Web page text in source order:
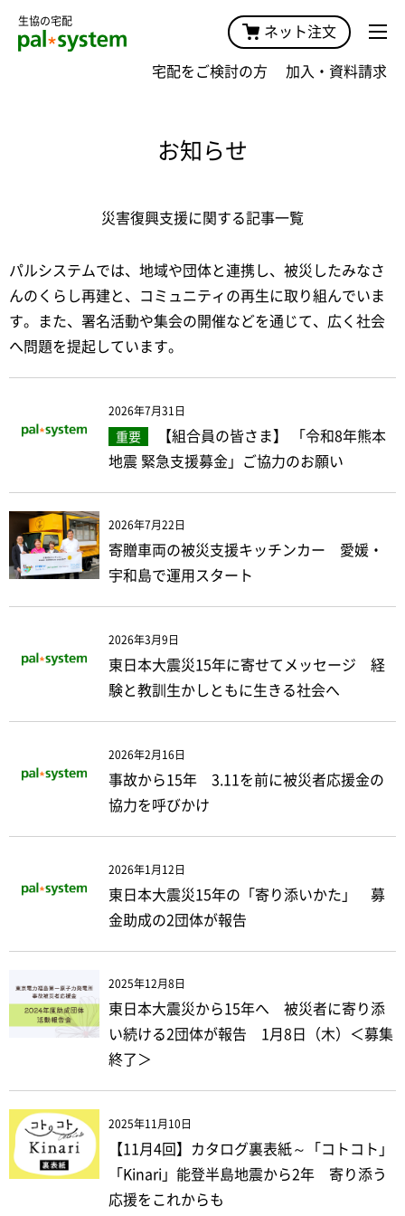
生協の宅配
ネット注文
宅配をご検討の方 加入・資料請求
お知らせ
災害復興支援に関する記事一覧
パルシステムでは、地域や団体と連携し、被災したみなさ
んのくらし再建と、コミュニティの再生に取り組んでいま
す。また、署名活動や集会の開催などを通じて、広く社会
へ問題を提起しています。
2026年7月31日
重要
【組合員の皆さま】 「令和8年熊本
地震 緊急支援募金」ご協力のお願い
2026年7月22日
寄贈車両の被災支援キッチンカー 愛媛・
宇和島で運用スタート
2026年3月9日
東日本大震災15年に寄せてメッセージ 経
験と教訓生かしともに生きる社会へ
2026年2月16日
事故から15年 3.11を前に被災者応援金の
協力を呼びかけ
2026年1月12日
東日本大震災15年の「寄り添いかた」 募
金助成の2団体が報告
2025年12月8日
東日本大震災から15年へ 被災者に寄り添
い続ける2団体が報告 1月8日（木）＜募集
終了＞
2025年11月10日
【11月4回】カタログ裏表紙～「コトコト」
「Kinari」能登半島地震から2年 寄り添う
応援をこれからも